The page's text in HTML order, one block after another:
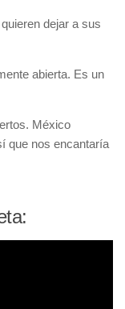
dejar a sus
abierta. Es un
México
que nos encantaría